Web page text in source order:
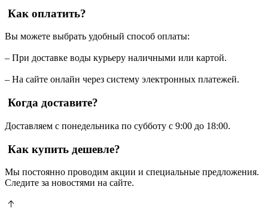
Как оплатить?
Вы можете выбрать удобный способ оплаты:
– При доставке воды курьеру наличными или картой.
– На сайте онлайн через систему электронных платежей.
Когда доставите?
Доставляем с понедельника по субботу с 9:00 до 18:00.
Как купить дешевле?
Мы постоянно проводим акции и специальные предложения.
Следите за новостями на сайте.
Пользователи
В